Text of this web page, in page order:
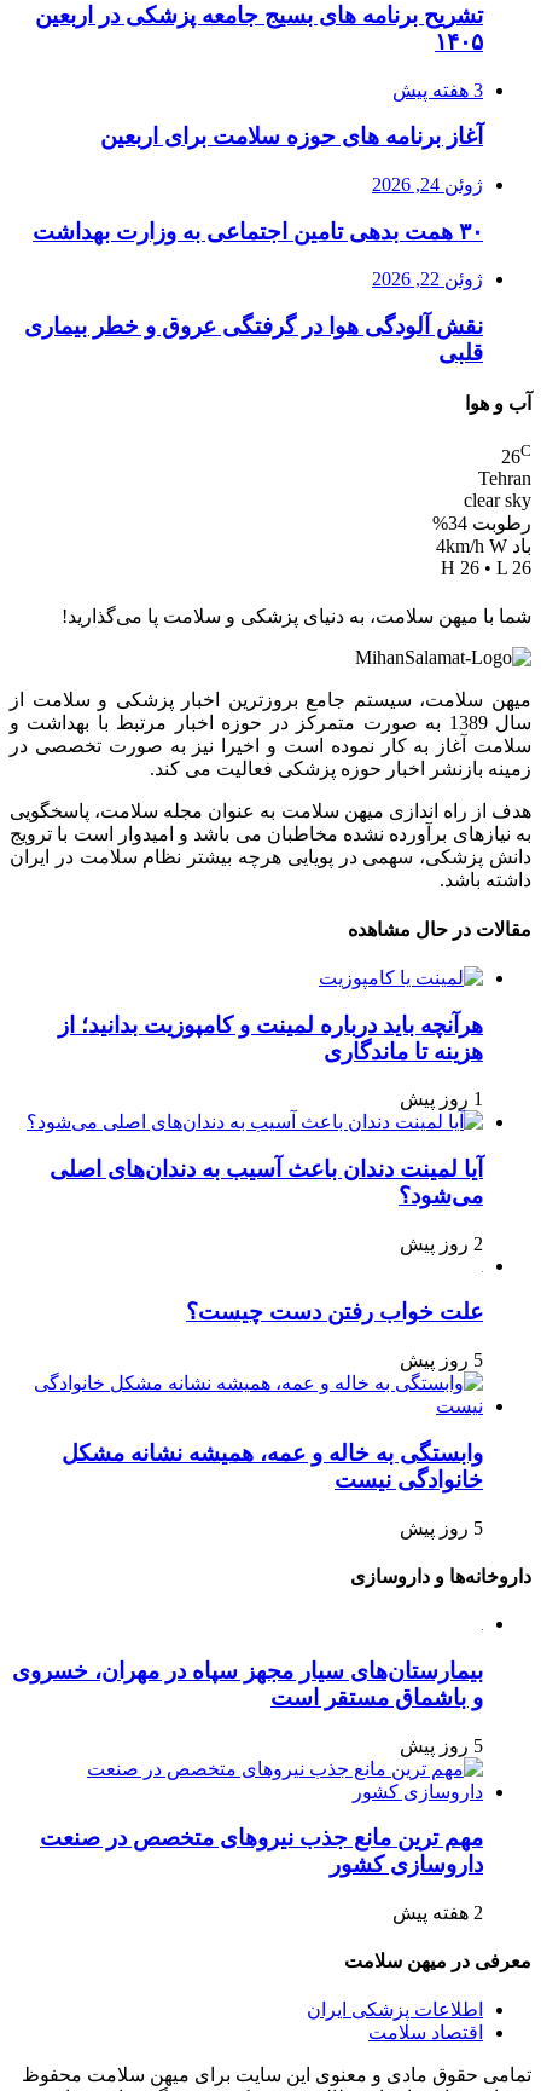
تشریح برنامه های بسیج جامعه پزشکی در اربعین
۱۴۰۵
3 هفته پیش
آغاز برنامه های حوزه سلامت برای اربعین
ژوئن 24, 2026
۳۰ همت بدهی تامین اجتماعی به وزارت بهداشت
ژوئن 22, 2026
نقش آلودگی هوا در گرفتگی عروق و خطر بیماری
قلبی
آب و هوا
26C
Tehran
clear sky
رطوبت 34%
باد 4km/h W
H 26 • L 26
شما با میهن سلامت، به دنیای پزشکی و سلامت پا می‌گذارید!
میهن سلامت، سیستم جامع بروزترین اخبار پزشکی و سلامت از
سال 1389 به صورت متمرکز در حوزه اخبار مرتبط با بهداشت و
سلامت آغاز به کار نموده است و اخیرا نیز به صورت تخصصی در
زمینه بازنشر اخبار حوزه پزشکی فعالیت می کند.
هدف از راه اندازی میهن سلامت به عنوان مجله سلامت، پاسخگویی
به نیازهای برآورده نشده مخاطبان می باشد و امیدوار است با ترویج
دانش پزشکی، سهمی در پویایی هرچه بیشتر نظام سلامت در ایران
داشته باشد.
مقالات در حال مشاهده
هرآنچه باید درباره لمینت و کامپوزیت بدانید؛ از
هزینه تا ماندگاری
1 روز پیش
آیا لمینت دندان باعث آسیب به دندان‌های اصلی
می‌شود؟
2 روز پیش
علت خواب رفتن دست چیست؟
5 روز پیش
وابستگی به خاله و عمه، همیشه نشانه مشکل
خانوادگی نیست
5 روز پیش
داروخانه‌ها و داروسازی
بیمارستان‌های سیار مجهز سپاه در مهران، خسروی
و باشماق مستقر است
5 روز پیش
مهم ترین مانع جذب نیروهای متخصص در صنعت
داروسازی کشور
2 هفته پیش
معرفی در میهن سلامت
اطلاعات پزشکی ایران
اقتصاد سلامت
تمامی حقوق مادی و معنوی این سایت برای میهن سلامت محفوظ